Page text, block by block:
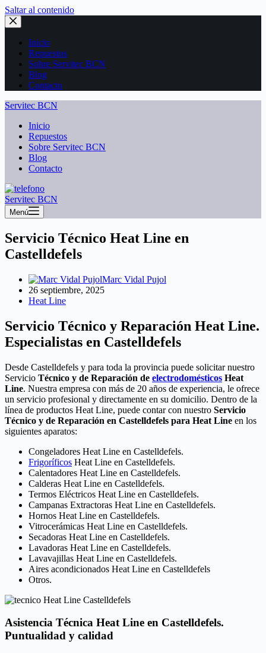
Saltar al contenido
Inicio
Repuestos
Sobre Servitec BCN
Blog
Contacto
Servitec BCN
Inicio
Repuestos
Sobre Servitec BCN
Blog
Contacto
Servitec BCN
Menú
Servicio Técnico Heat Line en
Castelldefels
Marc Vidal Pujol
26 septiembre, 2025
Heat Line
Servicio Técnico y Reparación Heat Line.
Especialistas en Castelldefels
Desde Castelldefels y para toda la provincia puede solicitar nuestro
Servicio Técnico y de Reparación de electrodomésticos Heat
Line. Nuestra empresa con más de 20 años de experiencia, le ofrece
un servicio profesional y directamente en su domicilio. Dentro de la
línea de productos Heat Line, puede contar con nuestro Servicio
Técnico y de Reparación en Castelldefels para Heat Line en los
siguientes aparatos:
Congeladores Heat Line en Castelldefels.
Frigoríficos Heat Line en Castelldefels.
Calentadores Heat Line en Castelldefels.
Calderas Heat Line en Castelldefels.
Termos Eléctricos Heat Line en Castelldefels.
Campanas Extractoras Heat Line en Castelldefels.
Hornos Heat Line en Castelldefels.
Vitrocerámicas Heat Line en Castelldefels.
Secadoras Heat Line en Castelldefels.
Lavadoras Heat Line en Castelldefels.
Lavavajillas Heat Line en Castelldefels.
Aires acondicionados Heat Line en Castelldefels
Otros.
Asistencia Técnica Heat Line en Castelldefels.
Puntualidad y calidad